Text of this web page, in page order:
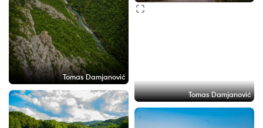
Tomas Damjanović
Tomas Damjanović